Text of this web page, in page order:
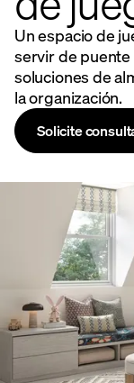
Un espacio de
servir de puente
soluciones de
la organización.
Solicite